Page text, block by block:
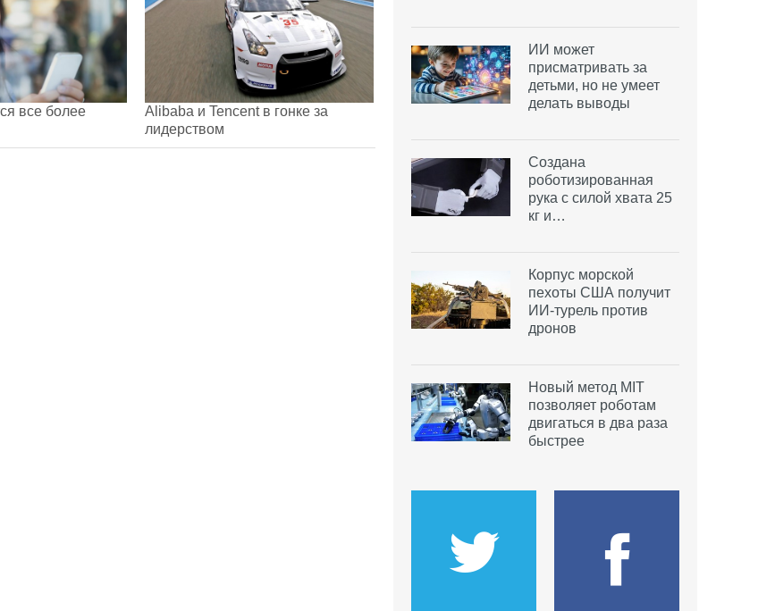
все более
Alibaba и Tencent в гонке за
лидерством
ИИ может
присматривать за
детьми, но не умеет
делать выводы
Создана
роботизированная
рука с силой хвата 25
кг и…
Корпус морской
пехоты США получит
ИИ-турель против
дронов
Новый метод MIT
позволяет роботам
двигаться в два раза
быстрее